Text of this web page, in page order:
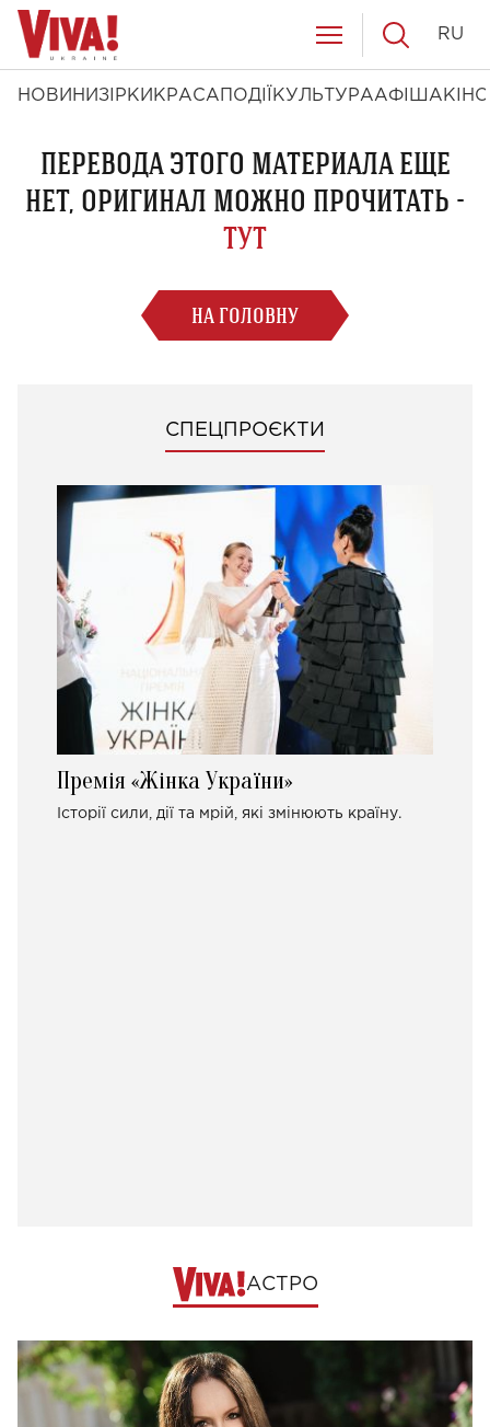
НОВИНИ ЗІРКИ КРАСА ПОДІЇ КУЛЬТУРААФІША КІНО
RU
ПЕРЕВОДА ЭТОГО МАТЕРИАЛА ЕЩЕ
НЕТ, ОРИГИНАЛ МОЖНО ПРОЧИТАТЬ -
ТУТ
НА ГОЛОВНУ
СПЕЦПРОЄКТИ
Премія «Жінка України»
Історії сили, дії та мрій, які змінюють країну.
АСТРО